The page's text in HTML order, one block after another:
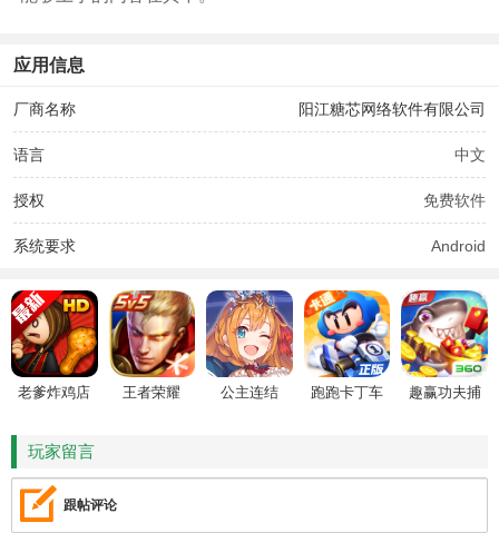
应用信息
厂商名称 阳江糖芯网络软件有限公司
语言 中文
授权 免费软件
系统要求 Android
老爹炸鸡店
王者荣耀 公主连结 跑跑卡丁车
趣赢功夫捕
玩家留言
跟帖评论